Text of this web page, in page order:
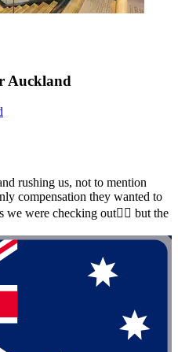
Auckland
rushing us, not to mention
compensation they wanted to
we were checking out💁‍♀️ but the